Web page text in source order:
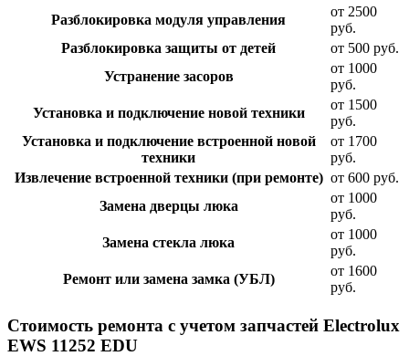
Разблокировка модуля управления
от 2500
руб.
Разблокировка защиты от детей
от 500 руб.
Устранение засоров
от 1000
руб.
Установка и подключение новой техники
от 1500
руб.
Установка и подключение встроенной новой
техники
от 1700
руб.
Извлечение встроенной техники (при ремонте) от 600 руб.
Замена дверцы люка
от 1000
руб.
Замена стекла люка
от 1000
руб.
Ремонт или замена замка (УБЛ)
от 1600
руб.
Стоимость ремонта с учетом запчастей Electrolux
EWS 11252 EDU